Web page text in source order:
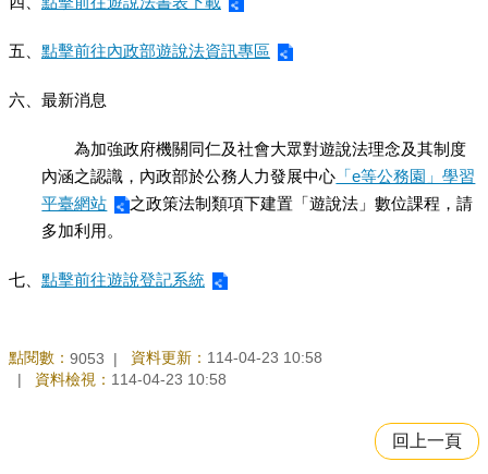
五、 點擊前往內政部遊說法資訊專區
六、最新消息
為加強政府機關同仁及社會大眾對遊說法理念及其制度
內涵之認識，內政部於公務人力發展中心 「e等公務園」學習
平臺網站
之政策法制類項下建置「遊說法」數位課程，請
多加利用。
七、 點擊前往遊說登記系統
點閱數： 9053 資料更新： 114-04-23 10:58
資料檢視： 114-04-23 10:58
回上一頁